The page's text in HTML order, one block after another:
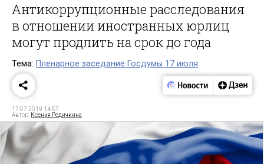
Антикоррупционные расследования
в отношении иностранных юрлиц
могут продлить на срок до года
Тема: Пленарное заседание Госдумы 17 июля
17.07.2019 14:57
Автор: Ксения Редичкина